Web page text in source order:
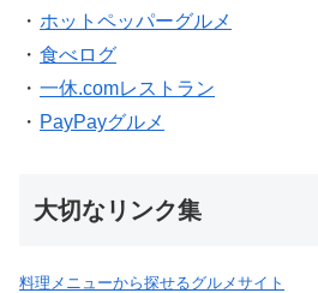
・ ホットペッパーグルメ
・ 食べログ
・ 一休.comレストラン
・ PayPayグルメ
大切なリンク集
料理メニューから探せるグルメサイト